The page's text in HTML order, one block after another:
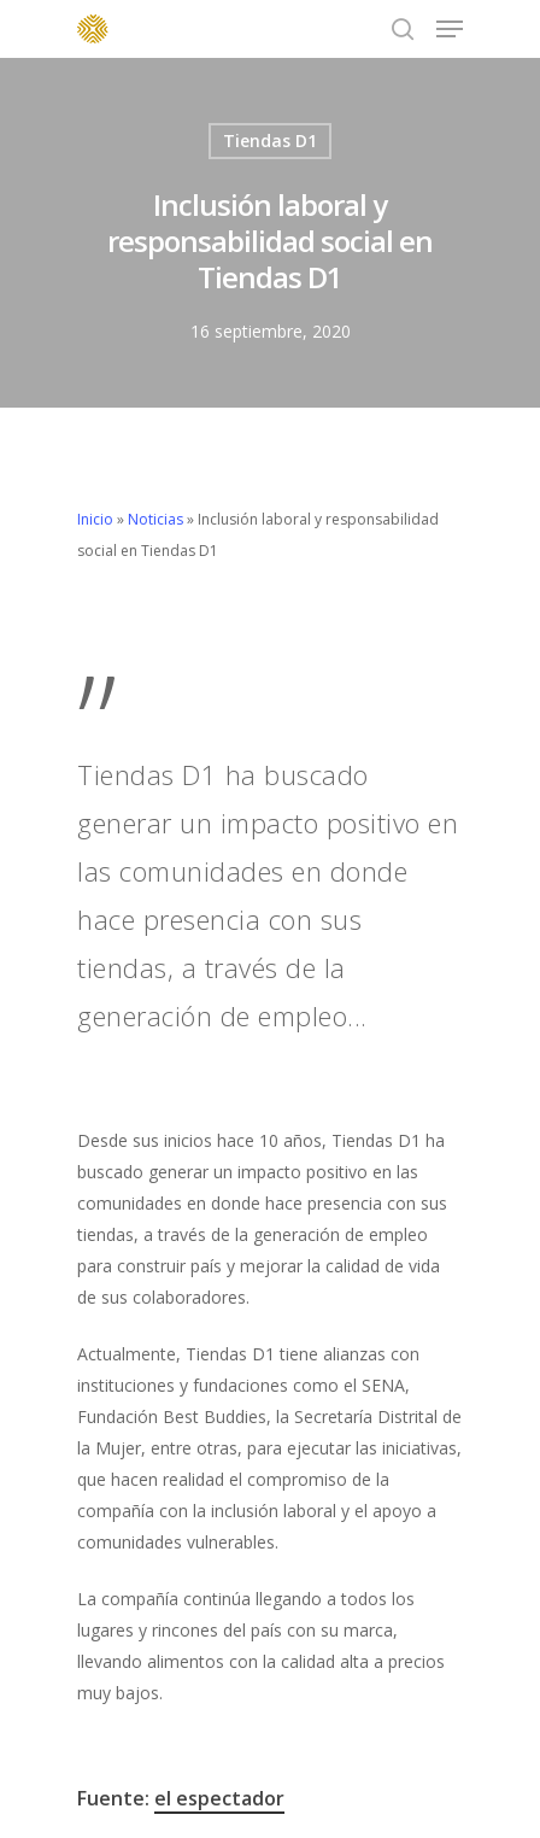
search
Menu
Tiendas D1
Inclusión laboral y
responsabilidad social en
Tiendas D1
16 septiembre, 2020
Inicio » Noticias» Inclusión laboral y responsabilidad
social en Tiendas D1
”
Tiendas D1 ha buscado
generar un impacto positivo en
las comunidades en donde
hace presencia con sus
tiendas, a través de la
generación de empleo...
Desde sus inicios hace 10 años, Tiendas D1 ha
buscado generar un impacto positivo en las
comunidades en donde hace presencia con sus
tiendas, a través de la generación de empleo
para construir país y mejorar la calidad de vida
de sus colaboradores.
Actualmente, Tiendas D1 tiene alianzas con
instituciones y fundaciones como el SENA,
Fundación Best Buddies, la Secretaría Distrital de
la Mujer, entre otras, para ejecutar las iniciativas,
que hacen realidad el compromiso de la
compañía con la inclusión laboral y el apoyo a
comunidades vulnerables.
La compañía continúa llegando a todos los
lugares y rincones del país con su marca,
llevando alimentos con la calidad alta a precios
muy bajos.
Fuente: el espectador